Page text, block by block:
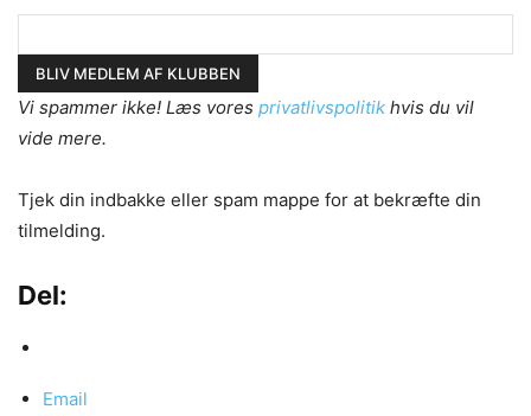
Vi spammer ikke! Læs vores privatlivspolitik hvis du vil
vide mere.
Tjek din indbakke eller spam mappe for at bekræfte din
tilmelding.
Del:
Email